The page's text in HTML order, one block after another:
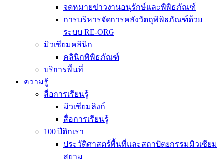
จดหมายข่าวงานอนุรักษ์และพิพิธภัณฑ์
การบริหารจัดการคลังวัตถุพิพิธภัณฑ์ด้วย
ระบบ RE-ORG
มิวเซียมคลินิก
คลินิกพิพิธภัณฑ์
บริการพื้นที่
ความรู้
สื่อการเรียนรู้
มิวเซียมลิงก์
สื่อการเรียนรู้
100 ปีตึกเรา
ประวัติศาสตร์พื้นที่และสถาปัตยกรรมมิวเซียม
สยาม